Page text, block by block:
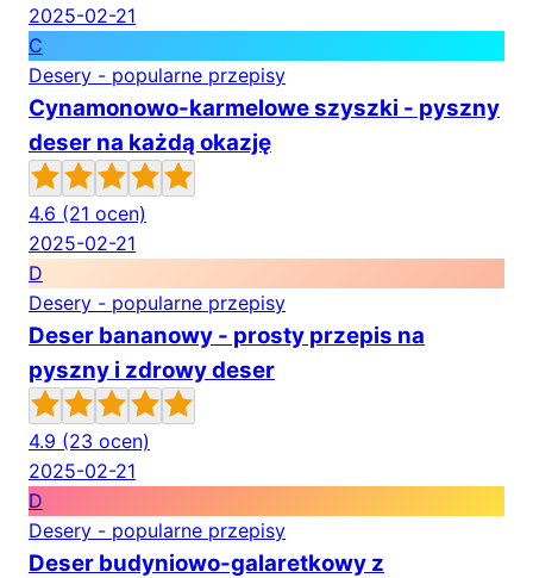
2025-02-21
C
Desery - popularne przepisy
Cynamonowo-karmelowe szyszki - pyszny
deser na każdą okazję
4.6 (21 ocen)
2025-02-21
D
Desery - popularne przepisy
Deser bananowy - prosty przepis na
pyszny i zdrowy deser
4.9 (23 ocen)
2025-02-21
D
Desery - popularne przepisy
Deser budyniowo-galaretkowy z